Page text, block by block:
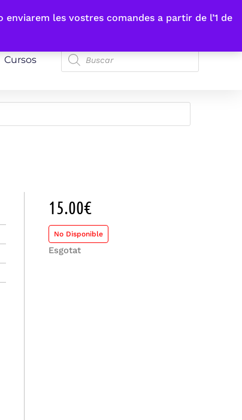
les vostres comandes a partir de l’1 de
Cursos
15.00€
No Disponible
Esgotat